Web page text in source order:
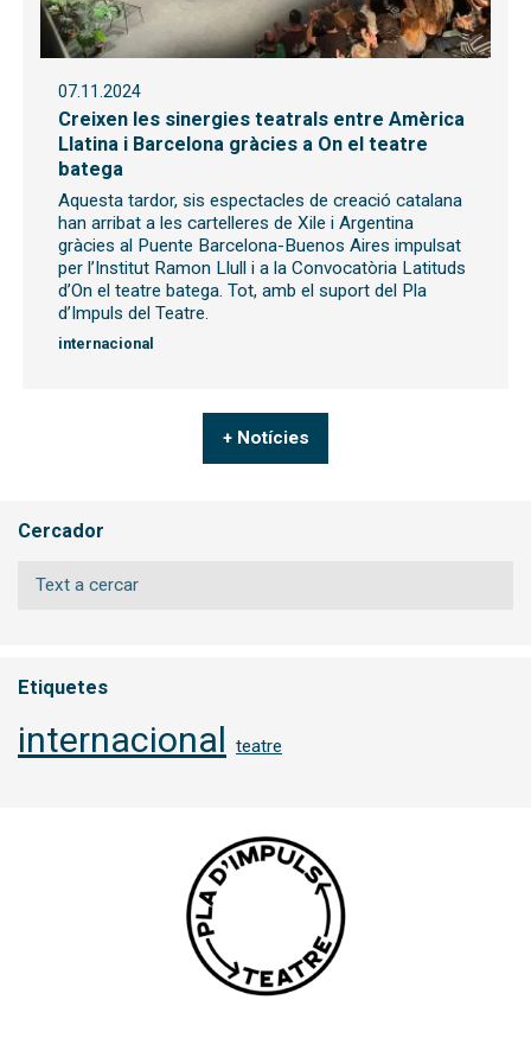
07.11.2024
Creixen les sinergies teatrals entre Amèrica
Llatina i Barcelona gràcies a On el teatre
batega
Aquesta tardor, sis espectacles de creació catalana
han arribat a les cartelleres de Xile i Argentina
gràcies al Puente Barcelona-Buenos Aires impulsat
per l’Institut Ramon Llull i a la Convocatòria Latituds
d’On el teatre batega. Tot, amb el suport del Pla
d’Impuls del Teatre.
internacional
+ Notícies
Cercador
Etiquetes
internacional teatre